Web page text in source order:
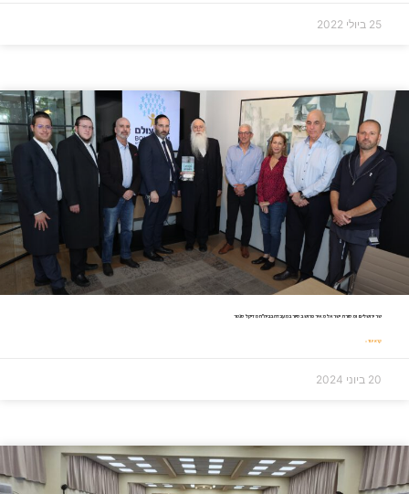
25 ביולי 2022
שר ירושלים ומסורת ישראל מאיר פרוש בסיור במעבדה בביה"ח מדיקל סנטר
קרא עוד »
20 ביוני 2024